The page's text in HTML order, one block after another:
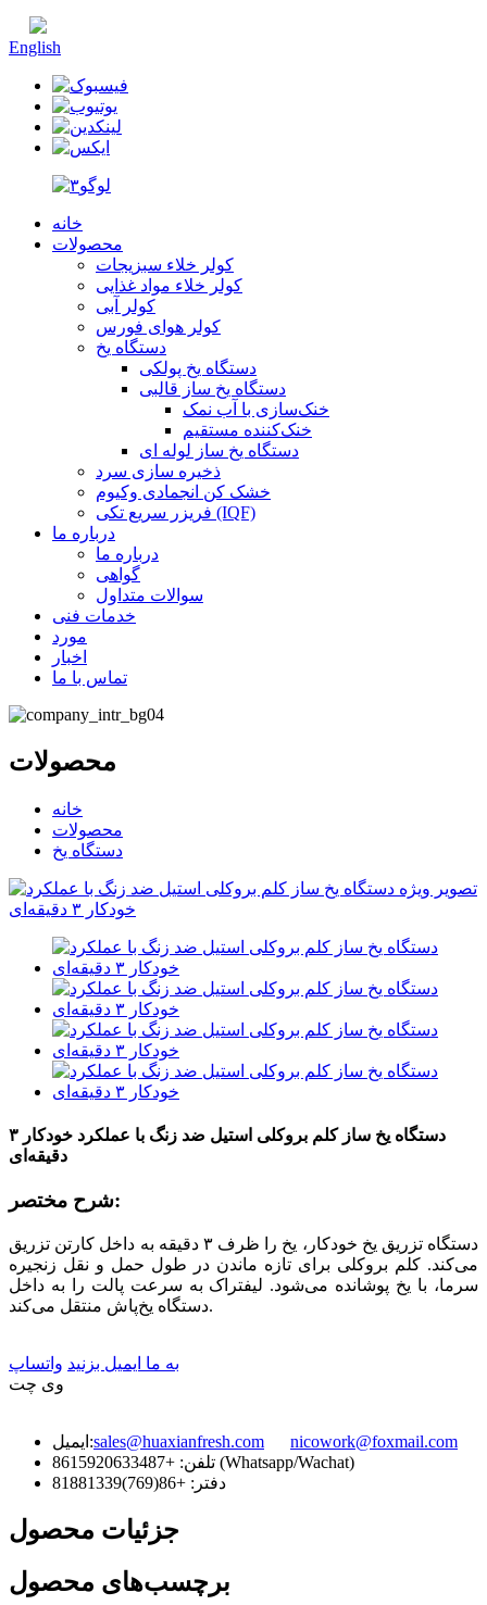
English
خانه
محصولات
کولر خلاء سبزیجات
کولر خلاء مواد غذایی
کولر آبی
کولر هوای فورس
دستگاه یخ
دستگاه یخ پولکی
دستگاه یخ ساز قالبی
خنک‌سازی با آب نمک
خنک‌کننده مستقیم
دستگاه یخ ساز لوله ای
ذخیره سازی سرد
خشک کن انجمادی وکیوم
فریزر سریع تکی (IQF)
درباره ما
درباره ما
گواهی
سوالات متداول
خدمات فنی
مورد
اخبار
تماس با ما
محصولات
خانه
محصولات
دستگاه یخ
دستگاه یخ ساز کلم بروکلی استیل ضد زنگ با عملکرد خودکار ۳
دقیقه‌ای
شرح مختصر:
دستگاه تزریق یخ خودکار، یخ را ظرف ۳ دقیقه به داخل کارتن تزریق
می‌کند. کلم بروکلی برای تازه ماندن در طول حمل و نقل زنجیره
سرما، با یخ پوشانده می‌شود. لیفتراک به سرعت پالت را به داخل
دستگاه یخ‌پاش منتقل می‌کند.
به ما ایمیل بزنید واتساپ
وی چت
ایمیل:sales@huaxianfresh.com
nicowork@foxmail.com
تلفن: +8615920633487 (Whatsapp/Wachat)
دفتر: +86(769)81881339
جزئیات محصول
برچسب‌های محصول